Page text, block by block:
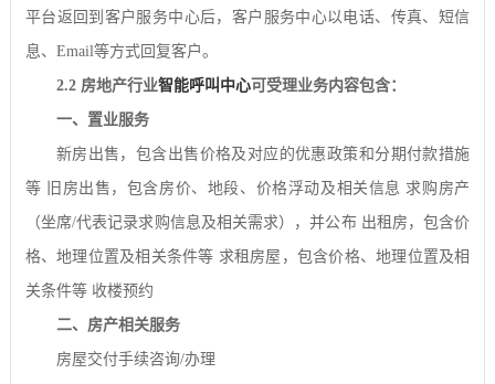
平台返回到客户服务中心后，客户服务中心以电话、传真、短信
息、 Email等方式回复客户。
2.2 房地产行业智能呼叫中心可受理业务内容包含：
一、置业服务
新房出售，包含出售价格及对应的优惠政策和分期付款措施
等 旧房出售，包含房价、地段、价格浮动及相关信息 求购房产
（坐席/代表记录求购信息及相关需求），并公布 出租房，包含价
格、地理位置及相关条件等 求租房屋，包含价格、地理位置及相
关条件等 收楼预约
二、房产相关服务
房屋交付手续咨询/办理